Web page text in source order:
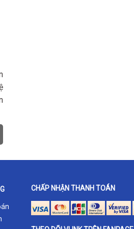
CHẤP NHẬN THANH TOÁN